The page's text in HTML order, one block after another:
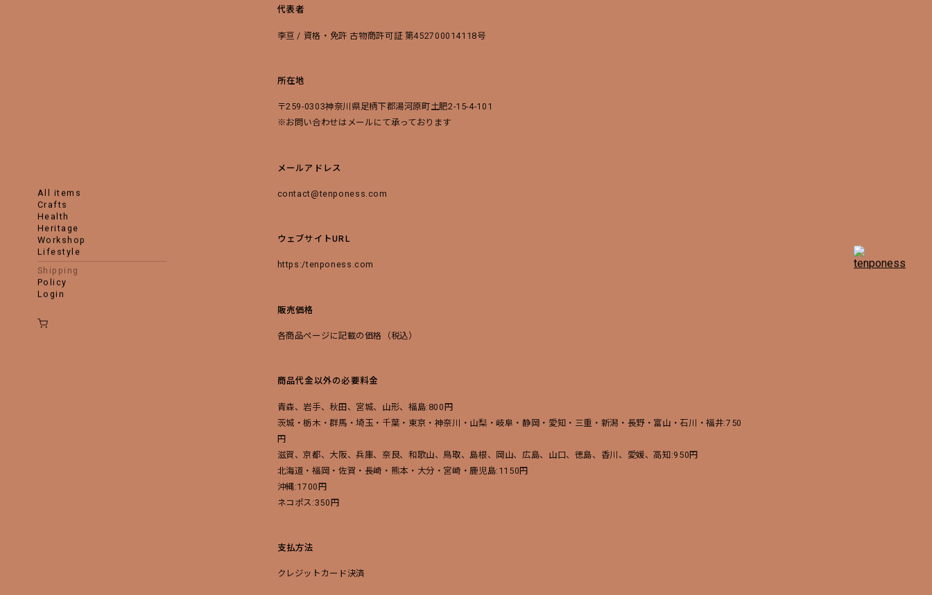
all items
crafts
health
heritage
workshop
lifestyle
shipping
policy
login
代表者
李亘 / 資格・免許 古物商許可証 第452700014118号
所在地
〒259-0303神奈川県足柄下郡湯河原町土肥2-15-4-101
※お問い合わせはメールにて承っております
メールアドレス
contact@tenponess.com
ウェブサイトURL
https:/tenponess.com
販売価格
各商品ページに記載の価格（税込）
商品代金以外の必要料金
青森、岩手、秋田、宮城、山形、福島:800円
茨城・栃木・群馬・埼玉・千葉・東京・神奈川・山梨・岐阜・静岡・愛知・三重・新潟・長野・富山・石川・福井:750
円
滋賀、京都、大阪、兵庫、奈良、和歌山、鳥取、島根、岡山、広島、山口、徳島、香川、愛媛、高知:950円
北海道・福岡・佐賀・長崎・熊本・大分・宮崎・鹿児島:1150円
沖縄:1700円
ネコポス:350円
支払方法
クレジットカード決済